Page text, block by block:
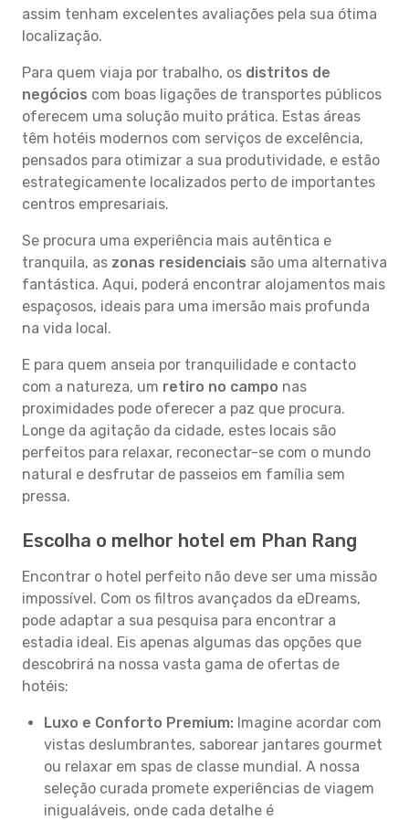
assim tenham excelentes avaliações pela sua ótima
localização.
Para quem viaja por trabalho, os distritos de
negócios com boas ligações de transportes públicos
oferecem uma solução muito prática. Estas áreas
têm hotéis modernos com serviços de excelência,
pensados para otimizar a sua produtividade, e estão
estrategicamente localizados perto de importantes
centros empresariais.
Se procura uma experiência mais autêntica e
tranquila, as zonas residenciais são uma alternativa
fantástica. Aqui, poderá encontrar alojamentos mais
espaçosos, ideais para uma imersão mais profunda
na vida local.
E para quem anseia por tranquilidade e contacto
com a natureza, um retiro no campo nas
proximidades pode oferecer a paz que procura.
Longe da agitação da cidade, estes locais são
perfeitos para relaxar, reconectar-se com o mundo
natural e desfrutar de passeios em família sem
pressa.
Escolha o melhor hotel em Phan Rang
Encontrar o hotel perfeito não deve ser uma missão
impossível. Com os filtros avançados da eDreams,
pode adaptar a sua pesquisa para encontrar a
estadia ideal. Eis apenas algumas das opções que
descobrirá na nossa vasta gama de ofertas de
hotéis:
Luxo e Conforto Premium: Imagine acordar com
vistas deslumbrantes, saborear jantares gourmet
ou relaxar em spas de classe mundial. A nossa
seleção curada promete experiências de viagem
inigualáveis, onde cada detalhe é